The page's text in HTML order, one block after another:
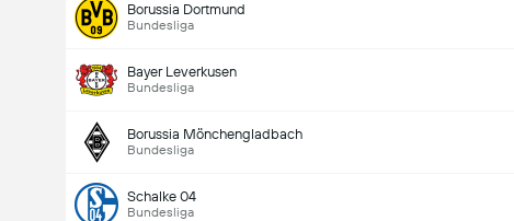
Borussia Dortmund
Bundesliga
Bayer Leverkusen
Bundesliga
Borussia Mönchengladbach
Bundesliga
Schalke 04
Bundesliga